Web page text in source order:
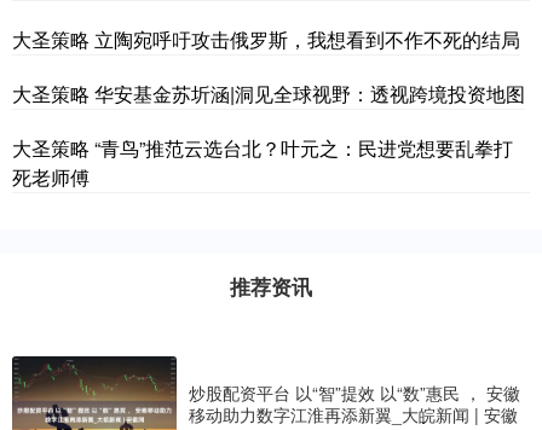
大圣策略 立陶宛呼吁攻击俄罗斯，我想看到不作不死的结局
大圣策略 华安基金苏圻涵|洞见全球视野：透视跨境投资地图
大圣策略 “青鸟”推范云选台北？叶元之：民进党想要乱拳打
死老师傅
推荐资讯
炒股配资平台 以“智”提效 以“数”惠民 ， 安徽
移动助力数字江淮再添新翼_大皖新闻 | 安徽